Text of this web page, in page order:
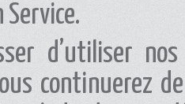
d’utiliser
continuerez